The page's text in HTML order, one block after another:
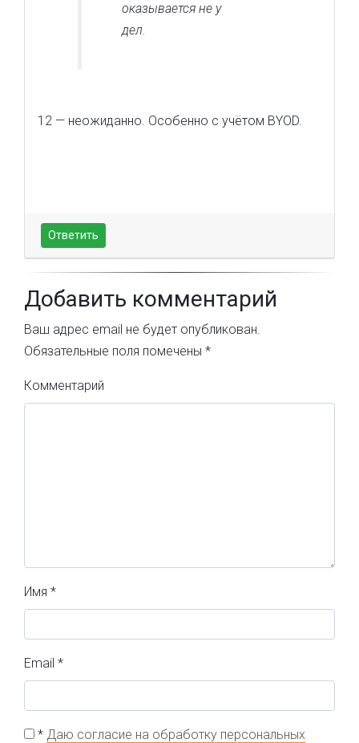
оказывается не у
дел.
12 — неожиданно. Особенно с учётом BYOD.
Ответить
Добавить комментарий
Ваш адрес email не будет опубликован.
Обязательные поля помечены *
Комментарий
Имя *
Email *
* Даю согласие на обработку персональных